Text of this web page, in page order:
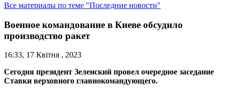
Все материалы по теме "Последние новости"
Военное командование в Киеве обсудило
производство ракет
16:33, 17 Квітня , 2023
Сегодня президент Зеленский провел очередное заседание
Ставки верховного главнокомандующего.